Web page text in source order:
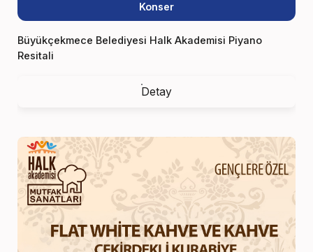
Konser
Büyükçekmece Belediyesi Halk Akademisi Piyano
Resitali
Detay